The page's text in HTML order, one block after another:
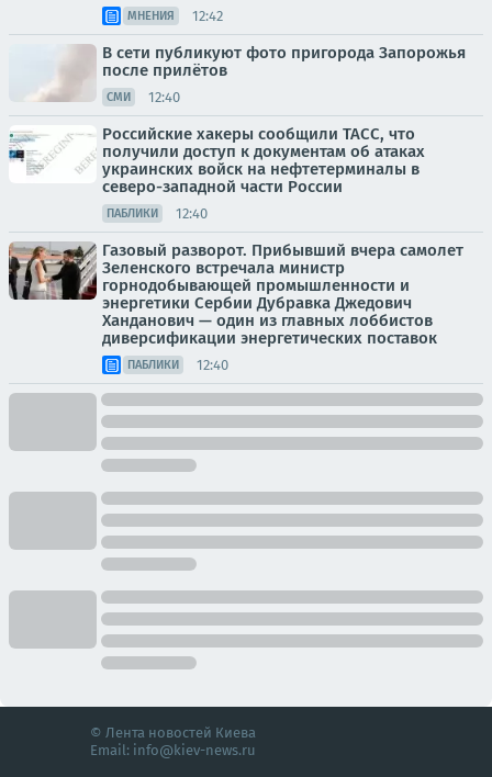
МНЕНИЯ 12:42
В сети публикуют фото пригорода Запорожья
после прилётов
СМИ 12:40
Российские хакеры сообщили ТАСС, что
получили доступ к документам об атаках
украинских войск на нефтетерминалы в
северо-западной части России
ПАБЛИКИ 12:40
Газовый разворот. Прибывший вчера самолет
Зеленского встречала министр
горнодобывающей промышленности и
энергетики Сербии Дубравка Джедович
Ханданович — один из главных лоббистов
диверсификации энергетических поставок
ПАБЛИКИ 12:40
© Лента новостей Киева
Email: info@kiev-news.ru